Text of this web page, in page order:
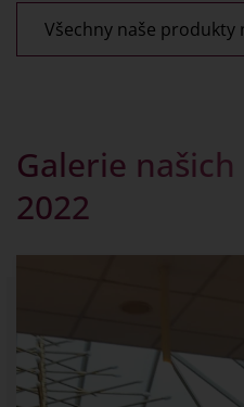
Všechny naše produkty
Galerie
2022